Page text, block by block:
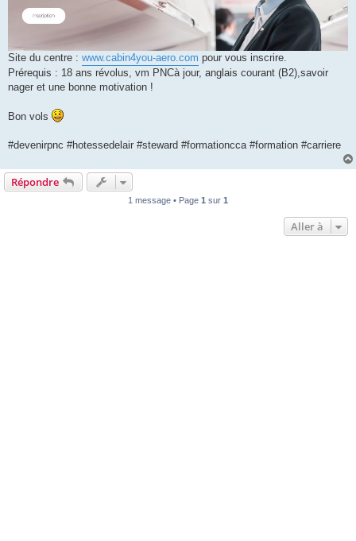
Site du centre : www.cabin4you-aero.com pour vous inscrire.
Prérequis : 18 ans révolus, vm PNCà jour, anglais courant (B2),savoir
nager et une bonne motivation !
Bon vols
#devenirpnc #hotessedelair #steward #formationcca #formation #carriere
Répondre
1 message • Page 1 sur 1
Aller à